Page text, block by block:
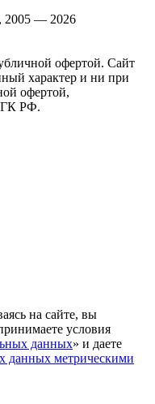
2005 — 2026
офертой. Cайт
характер и ни при
офертой,
ГК РФ.
на сайте, вы
условия
данных» и даете
данных метрическими